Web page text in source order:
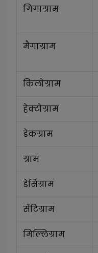
गिगाग्राम
मैगाग्राम
किलोग्राम
हेक्टोग्राम
डेकग्राम
ग्राम
डेसिग्राम
सेंटिग्राम
मिल्लिग्राम